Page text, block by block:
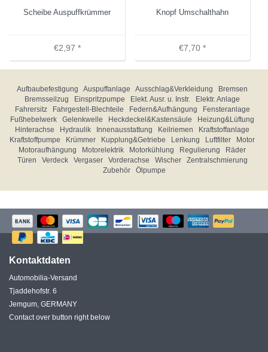
Scheibe Auspuffkrümmer
€2,97 *
Knopf Umschalthahn
€7,70 *
Aufbaubefestigung Auspuffanlage Ausschlag&Verkleidung
Bremsen
Bremsseilzug
Einspritzpumpe Elekt. Ausr. u. Instr.
Elektr. Anlage
Fahrersitz
Fahrgestell-Blechteile Federn&Aufhängung
Fensteranlage
Fußhebelwerk
Gelenkwelle Heckdeckel&Kastensäule
Heizung&Lüftung
Hinterachse
Hydraulik Innenausstattung Keilriemen
Kraftstoffanlage
Kraftstoffpumpe
Krümmer Kupplung&Getriebe Lenkung Luftfilter
Motor
Motoraufhängung
Motorelektrik Motorkühlung Regulierung
Räder
Türen
Verdeck Vergaser Vorderachse Wischer
Zentralschmierung
Zubehör
Ölpumpe
Kontaktdaten
Automobilia-Versand
Tjaddehofstr. 6
Jemgum, GERMANY
Contact over button right below